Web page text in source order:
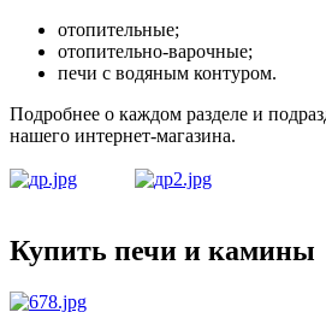
отопительные;
отопительно-варочные;
печи с водяным контуром.
Подробнее о каждом разделе и
нашего интернет-магазина.
Купить печи и камины